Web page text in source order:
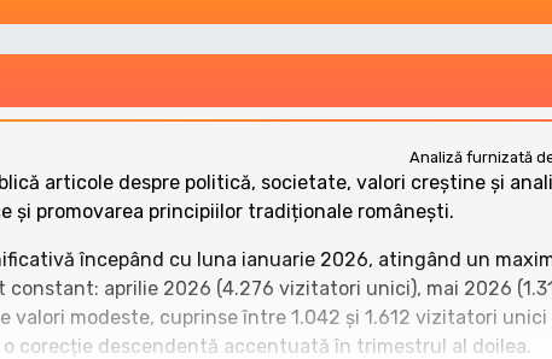
Analiză furnizată
articole despre politică, societate, valori creștine și
și promovarea principiilor tradiționale românești.
începând cu luna ianuarie 2026, atingând un
aprilie 2026 (4.276 vizitatori unici), mai 2026
modeste, cuprinse între 1.042 și 1.612 vizitatori unici
corecție descendentă accentuată în trimestrul al doilea.